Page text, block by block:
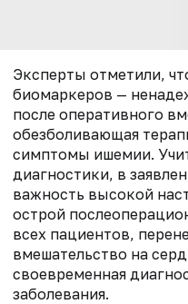
Эксперты отметили,
биомаркеров —
после оперативного
обезболивающая
симптомы ишемии.
диагностики, в
важность высокой
острой
всех пациентов,
вмешательство на
своевременная
заболевания.